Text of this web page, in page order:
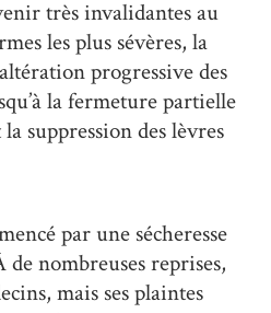
très invalidantes au
les plus sévères, la
progressive des
la fermeture partielle
suppression des lèvres
par une sécheresse
nombreuses reprises,
mais ses plaintes